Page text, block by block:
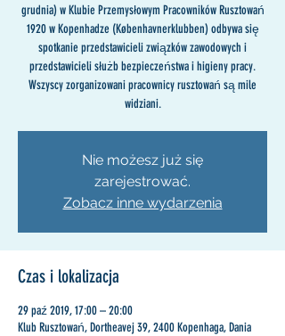
grudnia) w Klubie Przemysłowym Pracowników Rusztowań
1920 w Kopenhadze (Københavnerklubben) odbywa się
spotkanie przedstawicieli związków zawodowych i
przedstawicieli służb bezpieczeństwa i higieny pracy.
Wszyscy zorganizowani pracownicy rusztowań są mile
widziani.
Nie możesz już się
zarejestrować.
Zobacz inne wydarzenia
Czas i lokalizacja
29 paź 2019, 17:00 – 20:00
Klub Rusztowań, Dortheavej 39, 2400 Kopenhaga, Dania